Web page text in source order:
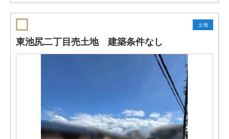
土地
東池尻二丁目売土地 建築条件なし